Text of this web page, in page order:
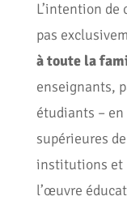
L’intention de
pas
à toute la
enseignants,
étudiants –
supérieures
institutions et
l’œuvre